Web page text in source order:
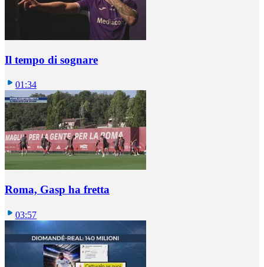
Il tempo di sognare
01:34
Roma, Gasp ha fretta
03:57